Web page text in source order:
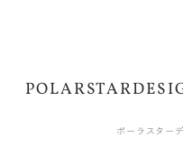
ポーラスター